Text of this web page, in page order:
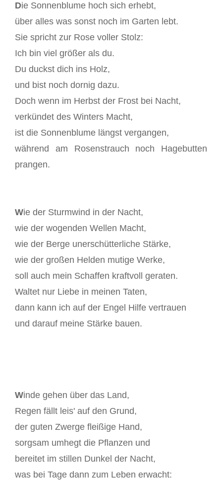
Die Sonnenblume hoch sich erhebt,
über alles was sonst noch im Garten lebt.
Sie spricht zur Rose voller Stolz:
Ich bin viel größer als du.
Du duckst dich ins Holz,
und bist noch dornig dazu.
Doch wenn im Herbst der Frost bei Nacht,
verkündet des Winters Macht,
ist die Sonnenblume längst vergangen,
während am Rosenstrauch noch Hagebutten
prangen.
Wie der Sturmwind in der Nacht,
wie der wogenden Wellen Macht,
wie der Berge unerschütterliche Stärke,
wie der großen Helden mutige Werke,
soll auch mein Schaffen kraftvoll geraten.
Waltet nur Liebe in meinen Taten,
dann kann ich auf der Engel Hilfe vertrauen
und darauf meine Stärke bauen.
Winde gehen über das Land,
Regen fällt leis' auf den Grund,
der guten Zwerge fleißige Hand,
sorgsam umhegt die Pflanzen und
bereitet im stillen Dunkel der Nacht,
was bei Tage dann zum Leben erwacht: